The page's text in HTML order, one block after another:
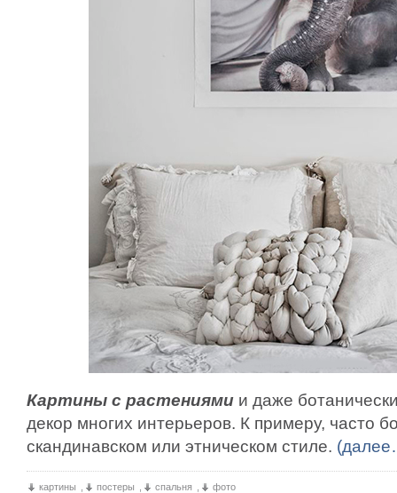
Картины с растениями и даже
декор многих интерьеров. К примеру, часто
скандинавском или этническом стиле.
картины постеры спальня фото